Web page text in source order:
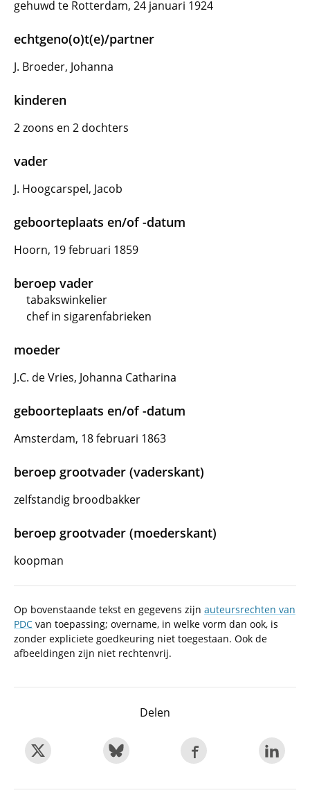
gehuwd te Rotterdam, 24 januari 1924
echtgeno(o)t(e)/partner
J. Broeder, Johanna
kinderen
2 zoons en 2 dochters
vader
J. Hoogcarspel, Jacob
geboorteplaats en/of -datum
Hoorn, 19 februari 1859
beroep vader
tabakswinkelier
chef in sigarenfabrieken
moeder
J.C. de Vries, Johanna Catharina
geboorteplaats en/of -datum
Amsterdam, 18 februari 1863
beroep grootvader (vaderskant)
zelfstandig broodbakker
beroep grootvader (moederskant)
koopman
Op bovenstaande tekst en gegevens zijn auteursrechten van
PDC van toepassing; overname, in welke vorm dan ook, is
zonder expliciete goedkeuring niet toegestaan. Ook de
afbeeldingen zijn niet rechtenvrij.
Delen